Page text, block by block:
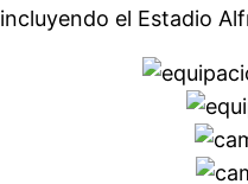
incluyendo el Estadio